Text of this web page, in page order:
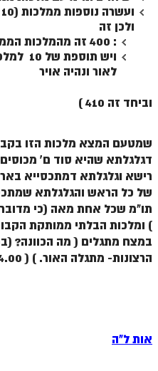
זוהר פנחס למתחילים
זוהר פנחס למתקדמים
ספר הזוהר – דברים
זוהר עקב מתחילים
זוהר הקדוש עקב למתקדמים
זהר שופטים מתחילים
זהר שופטים מתקדמים
זוהר כי תצא מתחילים
ולכן זה
: 400 זה מהמלכות הממותקת, שזה חו"ב ת"ת ומלכות
ויש
לאור ונהיה אויר
וביחד זה 410 )
שמטעם המצא מלכות הזו
דגלגלתא שהיא סוד ם' מכוסים
רישא וגלגלתא דמתכסייא
תו"מ שכל אחת מאה (כי
) ומלכות הבלתי ממותקת
במצח מתגלים ( מה הכוונה?
הרצונות- מתגלה האור. ) ( 14.00)
אות ל"ה